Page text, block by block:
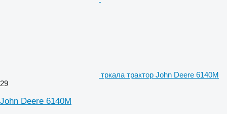
тркала трактор John Deere 6140M
29
John Deere 6140M